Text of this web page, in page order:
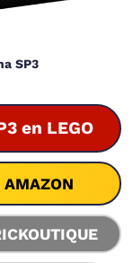
SP3
en LEGO